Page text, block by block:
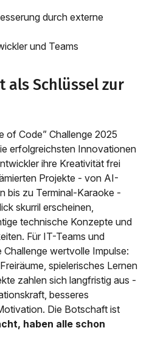
durch externe
und Teams
als Schlüssel zur
of Code” Challenge 2025
erfolgreichsten Innovationen
ihre Kreativität frei
Projekte - von AI-
bis zu Terminal-Karaoke -
skurril erscheinen,
technische Konzepte und
Für IT-Teams und
wertvolle Impulse:
spielerisches Lernen
zahlen sich langfristig aus -
besseres
Die Botschaft ist
haben alle schon